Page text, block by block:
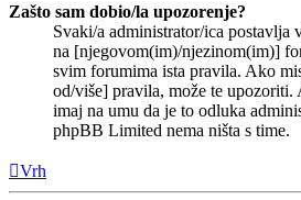
Zašto sam dobio/la upozorenje?
Svaki/a administrator/ica postavlja
na [njegovom(im)/njezinom(im)]
svim forumima ista pravila. Ako
od/više] pravila, može te upozoriti.
imaj na umu da je to odluka
phpBB Limited nema ništa s time.
Vrh